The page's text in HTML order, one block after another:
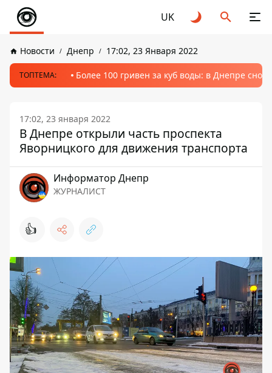
UK
Новости Днепр 17:02, 23 Января 2022
ТОПТЕМА: Более 100 гривен за куб воды: в Днепре
17:02, 23 января 2022
В Днепре открыли часть проспекта
Яворницкого для движения транспорта
Информатор Днепр
ЖУРНАЛИСТ
👍